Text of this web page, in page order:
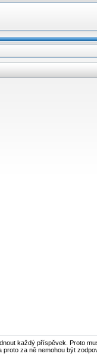
každý příspěvek. Proto
za ně nemohou být